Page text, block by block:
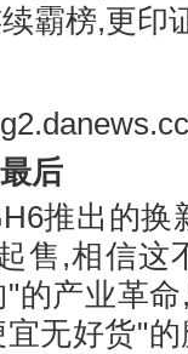
霸榜,更印
后
出的换
售,相信这
的产业革
无好货"